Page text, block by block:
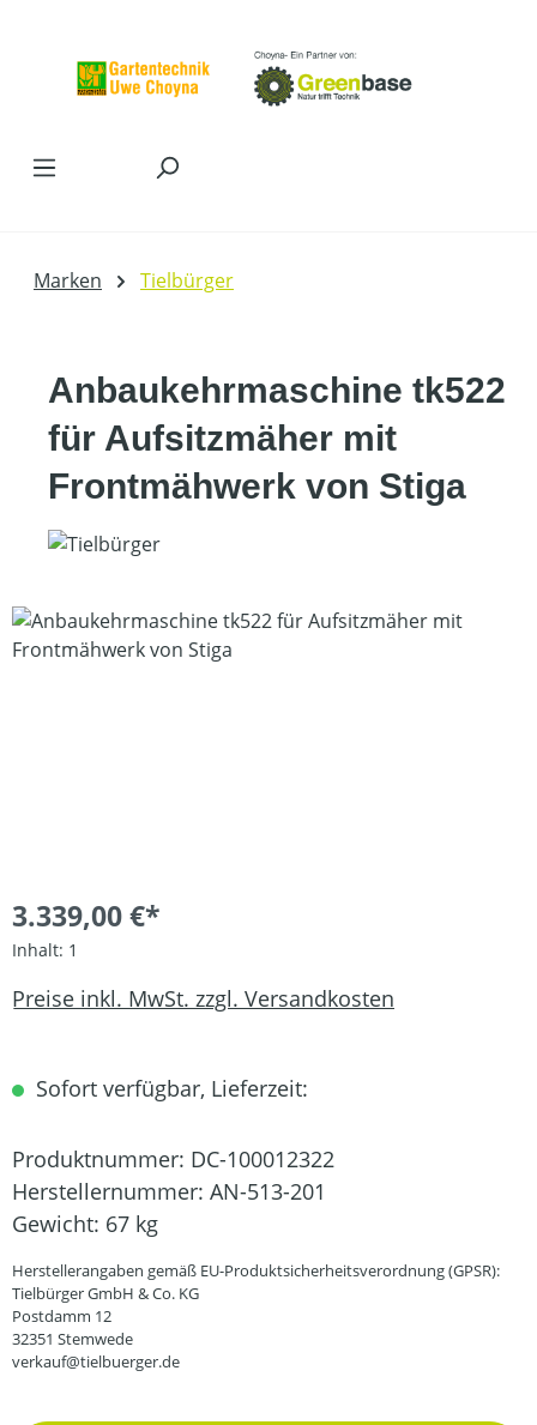
Marken Tielbürger
Anbaukehrmaschine tk522
für Aufsitzmäher mit
Frontmähwerk von Stiga
Bildergalerie überspringen
3.339,00 €*
Inhalt: 1
Preise inkl. MwSt. zzgl. Versandkosten
Sofort verfügbar, Lieferzeit:
Produktnummer: DC-100012322
Herstellernummer: AN-513-201
Gewicht: 67 kg
Herstellerangaben gemäß EU-Produktsicherheitsverordnung (GPSR):
Tielbürger GmbH & Co. KG
Postdamm 12
32351 Stemwede
verkauf@tielbuerger.de